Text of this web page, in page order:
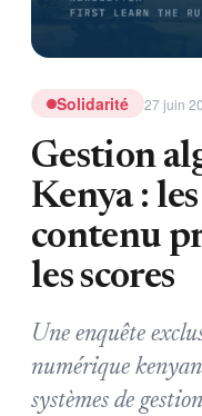
Solidarité 27 juin
Gestion
Kenya :
contenu
les scores
Une enquête
numérique
systèmes de